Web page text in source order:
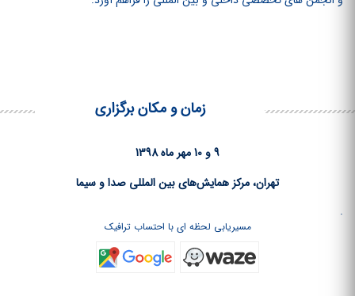
زمان و مکان برگزاری
9 و 10 مهر ماه 1398
تهران، مرکز همایش‌های بین المللی صدا و سیما
.
مسیریابی لحظه ای با احتساب ترافیک